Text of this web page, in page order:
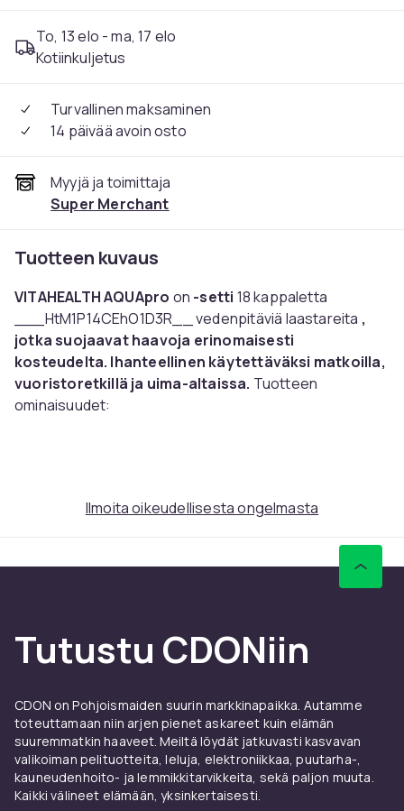
To, 13 elo - ma, 17 elo
Kotiinkuljetus
Turvallinen maksaminen
14 päivää avoin osto
Myyjä ja toimittaja
Super Merchant
Tuotteen kuvaus
VITAHEALTH AQUApro on -setti 18 kappaletta
___HtM1P14CEhO1D3R__ vedenpitäviä laastareita ,
jotka suojaavat haavoja erinomaisesti
kosteudelta. Ihanteellinen käytettäväksi matkoilla,
vuoristoretkillä ja uima-altaissa. Tuotteen
ominaisuudet:
ansiosta ne nopeuttavat haavan paranemista.
Varmista haavan täydellinen eristys vedeltä.
Tarttumaton imukykyinen ydin - helpottaa kivuttomia
sidosten vaihtoja ja suojaa kontaminaatiolta.
haavoille suojaamalla niitä vedeltä ja lialta.
Niiden hengittävä rakenne nopeuttaa haavan
Pakkaus sisältää läpinäkyviä laastareita, jotka
mahdollistavat haavan suojaamisen näkyvällä
alueella.
Suorakaiteen muoto varmistaa haavan täydellisen
eristyksen vedeltä.
Ilmoita oikeudellisesta ongelmasta
Tutustu CDONiin
CDON on Pohjoismaiden suurin markkinapaikka. Autamme
toteuttamaan niin arjen pienet askareet kuin elämän
suuremmatkin haaveet. Meiltä löydät jatkuvasti kasvavan
valikoiman pelituotteita, leluja, elektroniikkaa, puutarha-,
kauneudenhoito- ja lemmikkitarvikkeita, sekä paljon muuta.
Kaikki välineet elämään, yksinkertaisesti.